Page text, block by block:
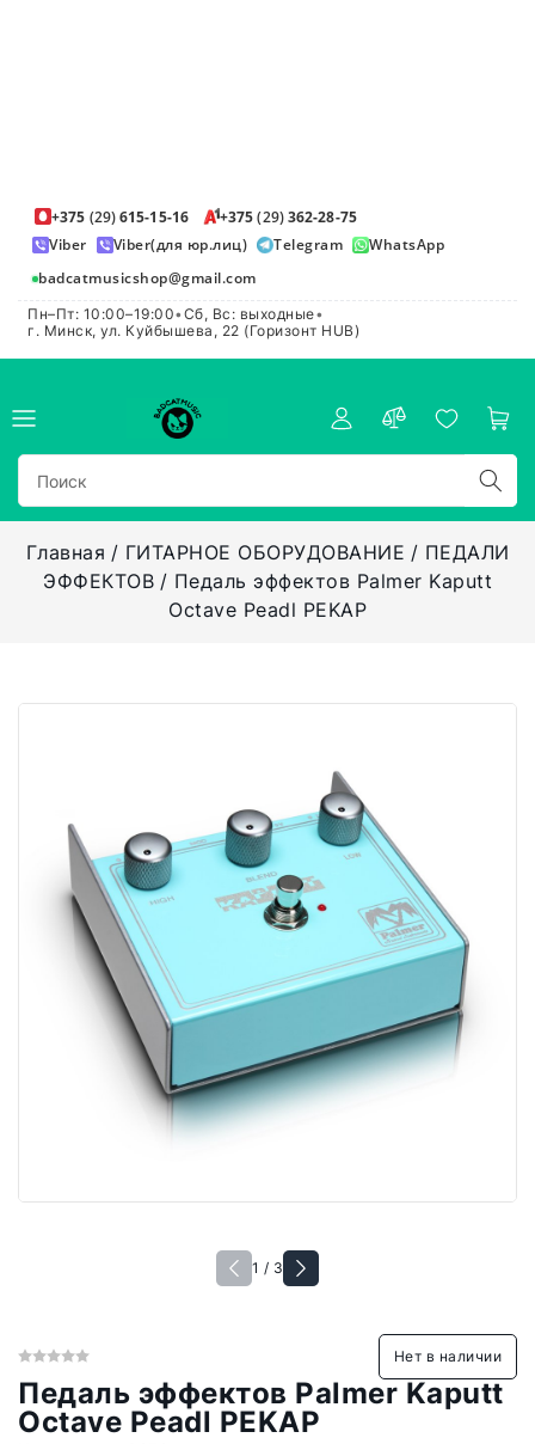
+375 (29)615-15-16 +375(29)362-28-75
Viber
Viber(для юр.лиц) Telegram
WhatsApp
badcatmusicshop@gmail.com
Пн–Пт: 10:00–19:00•Сб, Вс: выходные•
г. Минск, ул. Куйбышева, 22 (Горизонт HUB)
Главная ГИТАРНОЕ ОБОРУДОВАНИЕ
ПЕДАЛИ
ЭФФЕКТОВ
Педаль эффектов Palmer Kaputt
Octave Peadl PEKAP
1 / 3
Нет в наличии
Педаль эффектов Palmer Kaputt
Octave Peadl PEKAP